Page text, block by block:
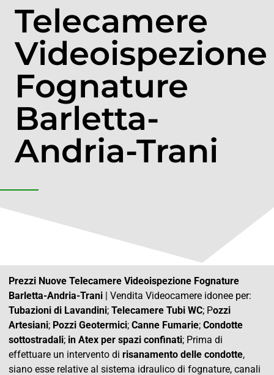
Telecamere
Videoispezione
Fognature
Barletta-
Andria-Trani
Prezzi Nuove Telecamere Videoispezione Fognature
Barletta-Andria-Trani | Vendita Videocamere idonee per:
Tubazioni di Lavandini; Telecamere Tubi WC; Pozzi
Artesiani; Pozzi Geotermici; Canne Fumarie; Condotte
sottostradali; in Atex per spazi confinati; Prima di
effettuare un intervento di risanamento delle condotte,
siano esse relative al sistema idraulico di fognature, canali